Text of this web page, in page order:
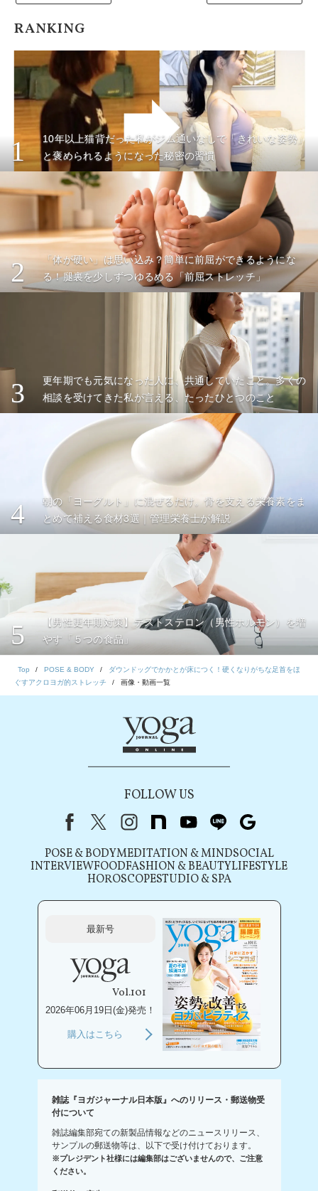
RANKING
1
10年以上猫背だった私がジム通いなしで「きれいな姿勢」
と褒められるようになった秘密の習慣
2
「体が硬い」は思い込み？簡単に前屈ができるようにな
る！腿裏を少しずつゆるめる「前屈ストレッチ」
3
更年期でも元気になった人に、共通していたこと。多くの
相談を受けてきた私が言える、たったひとつのこと
4
朝の「ヨーグルト」に混ぜるだけ。骨を支える栄養素をま
とめて補える食材3選｜管理栄養士が解説
5
【男性更年期対策】テストステロン（男性ホルモン）を増
やす「５つの食品」
Top POSE & BODY
ダウンドッグでかかとが床につく！硬くなりがちな足首をほ
ぐすアクロヨガ的ストレッチ
画像・動画一覧
FOLLOW US
FacebookX（旧Twitter）
instagram
note youtubeline
POSE & BODYMEDITATION & MINDSOCIAL
INTERVIEWFOODFASHION & BEAUTYLIFESTYLE
HOROSCOPESTUDIO & SPA
最新号
Vol.101
2026年06月19日(金)発売！
購入はこちら
雑誌『ヨガジャーナル日本版』へのリリース・郵送物受
付について
雑誌編集部宛ての新製品情報などのニュースリリース、
サンプルの郵送物等は、以下で受け付けております。
※プレジデント社様には編集部はございませんので、ご注意
ください。